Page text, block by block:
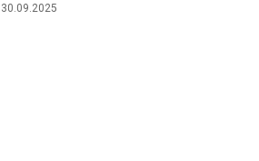
30.09.2025